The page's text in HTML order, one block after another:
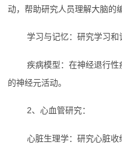
动，帮助研究人员理解大脑的
学习与记忆：研究学习和
疾病模型：在神经退行
的神经元活动。
2、心血管研究：
心脏生理学：研究心脏收